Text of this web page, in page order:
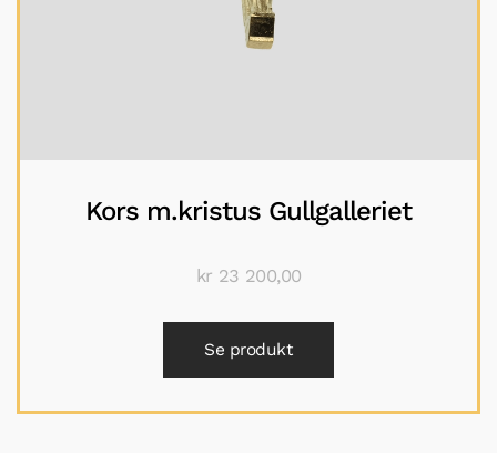
Kors m.kristus Gullgalleriet
kr 23 200,00
Se produkt